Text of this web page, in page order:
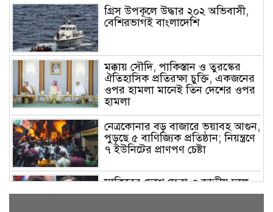
গ্রিস উপকূলে উদ্ধার ২০২ অভিবাসী,
বেশিরভাগই বাংলাদেশি
মক্কায় সৌদি, পাকিস্তান ও তুরস্কের
ঐতিহাসিক প্রতিরক্ষা চুক্তি, একজনের
ওপর হামলা মানেই তিন দেশের ওপর
হামলা
নেত্রকোনার বড় বাজারে ভয়াবহ আগুন,
পুড়ছে ৫ বাণিজ্যিক প্রতিষ্ঠান; নিয়ন্ত্রণে
৭ ইউনিটের প্রাণপণ চেষ্টা
সাকিবের দেশে ফেরা ও জাতীয় দলে
ফেরার সম্ভাবনা নেই, ইঙ্গিত ক্রীড়া